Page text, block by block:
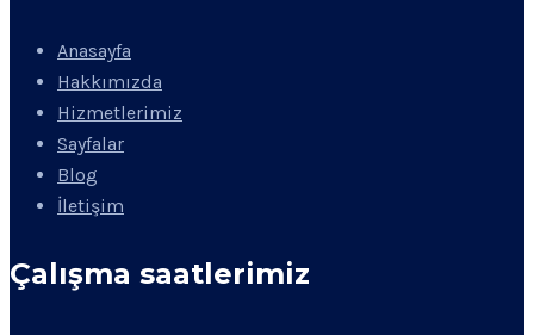
Anasayfa
Hakkımızda
Hizmetlerimiz
Sayfalar
Blog
İletişim
Çalışma saatlerimiz